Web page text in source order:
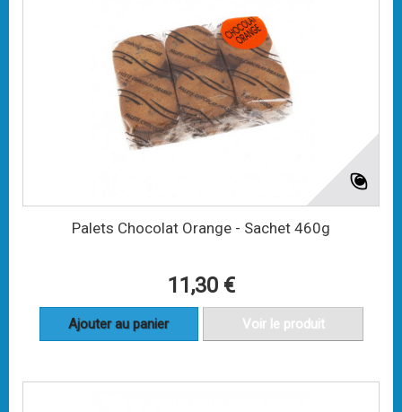
Palets Chocolat Orange - Sachet 460g
11,30 €
Ajouter au panier Voir le produit